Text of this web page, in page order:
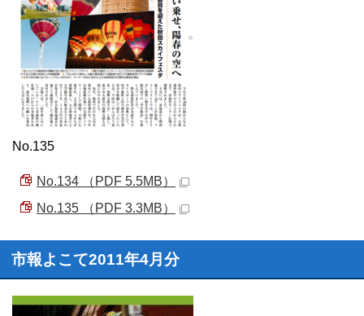
No.135
No.134 （PDF 5.5MB）
No.135 （PDF 3.3MB）
市報よこて2011年4月分